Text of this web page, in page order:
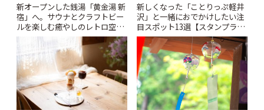
新オープンした銭湯「黄金湯 新
宿」へ。サウナとクラフトビー
ルを楽しむ癒やしのレトロ空間
| ことりっぷ
新しくなった「ことりっぷ軽井
沢」と一緒におでかけしたい注
目スポット13選【スタンプラリ
ー開催中】 | ことりっぷ